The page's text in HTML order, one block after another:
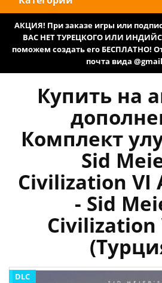
АКЦИЯ! При заказе игры или
ВАС НЕТ ТУРЕЦКОГО ИЛИ
поможем создать его БЕСПЛАТНО!
почта вида
Купить на
Комплект
Sid
Civilization VI
- Sid
Civilization
DLC